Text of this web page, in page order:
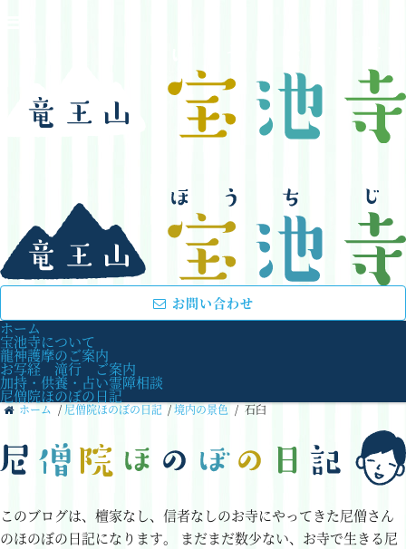
お問い合わせ
ホーム
宝池寺について
龍神護摩のご案内
お写経 滝行 ご案内
加持・供養・占い霊障相談
尼僧院ほのぼの日記
ホーム / 尼僧院ほのぼの日記 /境内の景色 / 石臼
このブログは、檀家なし、信者なしのお寺にやってきた尼僧さん
のほのぼの日記になります。 まだまだ数少ない、お寺で生きる尼